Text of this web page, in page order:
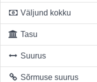
Väljund kokku
Tasu
Suurus
Sõrmuse suurus